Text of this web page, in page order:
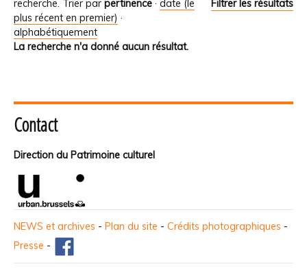
recherche.
Filtrer les résultats
Trier par pertinence · date (le
plus récent en premier) ·
alphabétiquement
La recherche n'a donné aucun résultat.
Contact
Direction du Patrimoine culturel
NEWS et archives - Plan du site - Crédits photographiques -
Presse -